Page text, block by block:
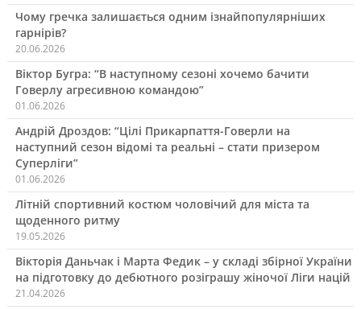
Чому гречка залишається одним ізнайпопулярніших
гарнірів?
20.06.2026
Віктор Бугра: “В наступному сезоні хочемо бачити
Говерлу агресивною командою”
01.06.2026
Андрій Дроздов: “Цілі Прикарпаття-Говерли на
наступний сезон відомі та реальні – стати призером
Суперліги”
01.06.2026
Літній спортивний костюм чоловічий для міста та
щоденного ритму
19.05.2026
Вікторія Даньчак і Марта Федик – у складі збірної України
на підготовку до дебютного розіграшу жіночої Ліги націй
21.04.2026